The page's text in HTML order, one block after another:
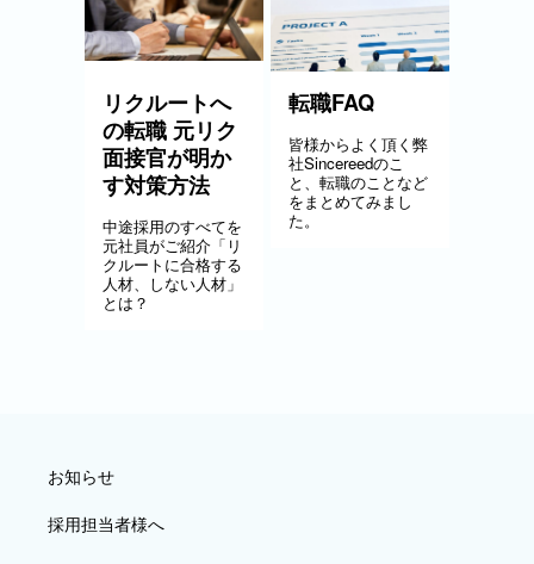
リクルートへ
の転職 元リク
面接官が明か
す対策方法
中途採用のすべてを
元社員がご紹介「リ
クルートに合格する
人材、しない人材」
とは？
転職FAQ
皆様からよく頂く弊
社Sincereedのこ
と、転職のことなど
をまとめてみまし
た。
お知らせ
採用担当者様へ